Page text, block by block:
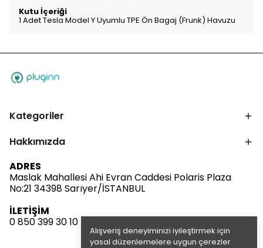
Alışveriş deneyiminizi iyileştirmek için
yasal düzenlemelere uygun çerezler
Kutu İçeriği
1 Adet Tesla Model Y Uyumlu TPE Ön Bagaj (Frunk) Havuzu
Kategoriler
Hakkımızda
ADRES
Maslak Mahallesi Ahi Evran Caddesi Polaris Plaza
No:21 34398 Sarıyer/İSTANBUL
İLETİŞİM
0 850 399 30 10